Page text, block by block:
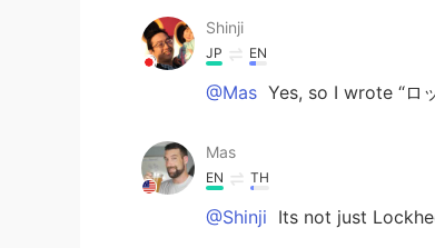
Shinji
JP EN
@Mas Yes, so I wrote “ロ
Mas
EN TH
@Shinji Its not just